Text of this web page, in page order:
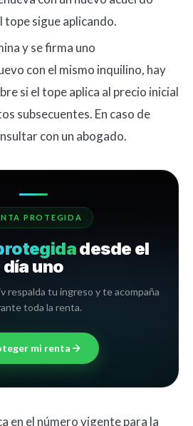
tope sigue aplicando.
y se firma uno
con el mismo inquilino, hay
si el tope aplica al precio inicial
subsecuentes. En caso de
con un abogado.
PROTEGIDA
desde el
día uno
respalda tu ingreso y te acompaña
toda la renta.
mi renta
en el número vigente para la